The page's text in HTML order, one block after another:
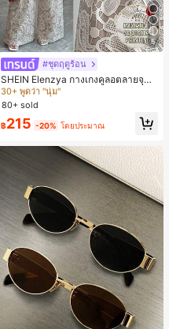
5
#ชุดฤดูร้อน
SHEIN Elenzya กางเกงคูลอตลายจุดเ
อวสูงแบบใหม่สำหรับฤดูใบไม้ผลิ/ฤดูร้อ
น, สไตล์หรูหราเหมาะสำหรับใส่ในชีวิต
ประจำวันและทำงาน, ให้ความรู้สึกวินเ
ทจสำหรับฤดูรับปริญญา, เทศกาลดนตร
ี, การแข่งม้าดาร์บี้, วันประกาศอิสรภาพ
#4 ขายดี ใน หลากสี กางเกงลำลอง
30+ พูดว่า "นุ่ม"
#4 ขายดี ใน หลากสี กางเกงลำลอง
30+ พูดว่า "นุ่ม"
#4 ขายดี ใน หลากสี กางเกงลำลอง
30+ พูดว่า "นุ่ม"
#4 ขายดี
30+ พูดว่า "นุ่ม"
80+ sold
฿215 -20% โดยประมาณ